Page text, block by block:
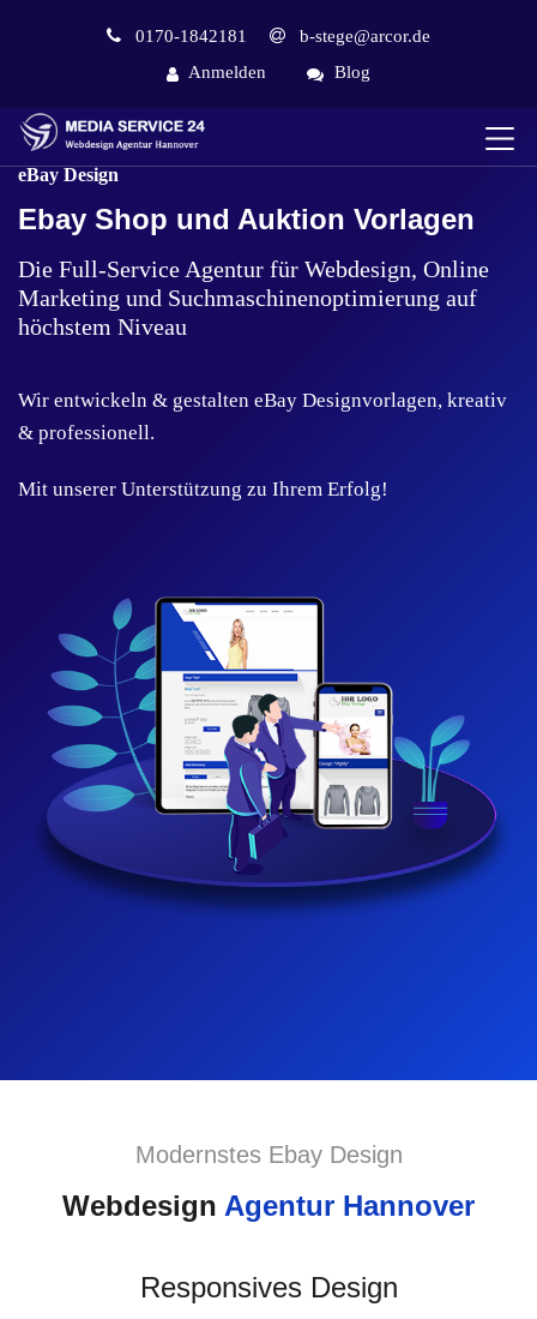
0170-1842181
b-stege@arcor.de
Anmelden
Blog
eBay Design
Ebay Shop und Auktion Vorlagen
Die Full-Service Agentur für Webdesign, Online
Marketing und Suchmaschinenoptimierung auf
höchstem Niveau
Wir entwickeln & gestalten eBay Designvorlagen, kreativ
& professionell.
Mit unserer Unterstützung zu Ihrem Erfolg!
Modernstes Ebay Design
Webdesign Agentur Hannover
Responsives Design